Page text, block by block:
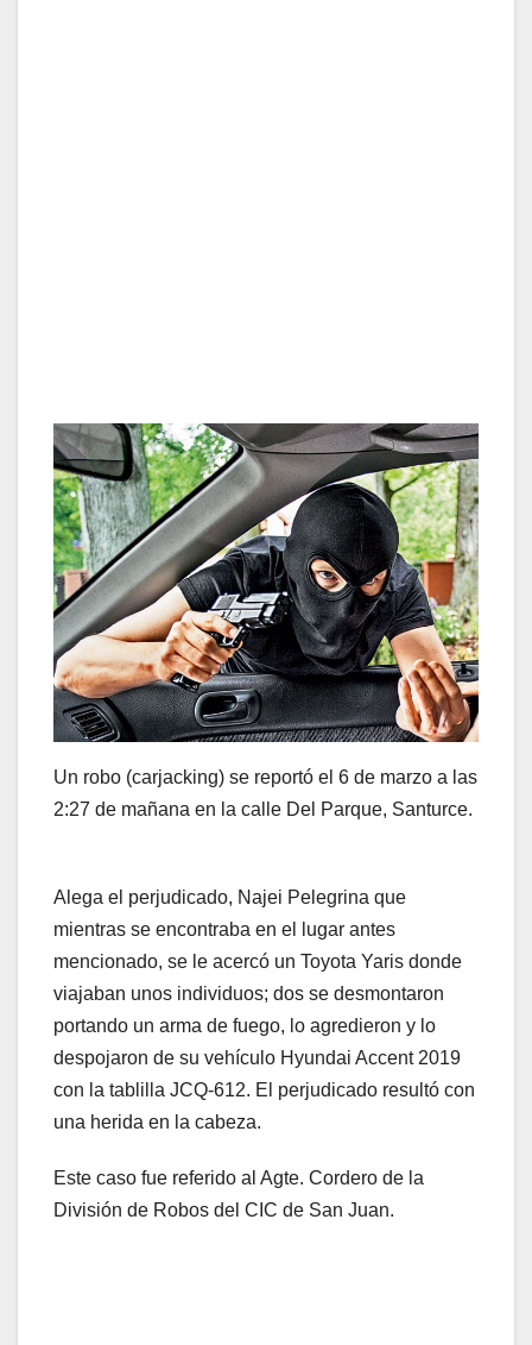
Un robo (carjacking) se reportó el 6 de marzo a las
2:27 de mañana en la calle Del Parque, Santurce.
Alega el perjudicado, Najei Pelegrina que
mientras se encontraba en el lugar antes
mencionado, se le acercó un Toyota Yaris donde
viajaban unos individuos; dos se desmontaron
portando un arma de fuego, lo agredieron y lo
despojaron de su vehículo Hyundai Accent 2019
con la tablilla JCQ-612. El perjudicado resultó con
una herida en la cabeza.
Este caso fue referido al Agte. Cordero de la
División de Robos del CIC de San Juan.